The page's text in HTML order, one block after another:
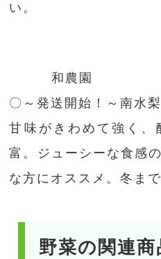
い。
和農園
〇～発送開始！～南水
甘味がきわめて強く、
富。ジューシーな食感
な方にオススメ。冬ま
野菜の関連商